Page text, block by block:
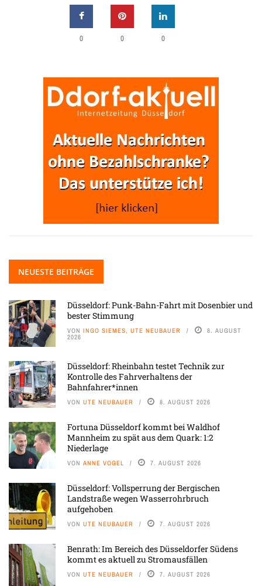
0 0 0
NEUESTE BEITRÄGE
Düsseldorf: Punk-Bahn-Fahrt mit Dosenbier und
bester Stimmung
VON INGO SIEMES, UTE NEUBAUER 8. AUGUST
2026
Düsseldorf: Rheinbahn testet Technik zur
Kontrolle des Fahrverhaltens der
Bahnfahrer*innen
VON UTE NEUBAUER 8. AUGUST 2026
Fortuna Düsseldorf kommt bei Waldhof
Mannheim zu spät aus dem Quark: 1:2
Niederlage
VON ANNE VOGEL 7. AUGUST 2026
Düsseldorf: Vollsperrung der Bergischen
Landstraße wegen Wasserrohrbruch
aufgehoben
VON UTE NEUBAUER 7. AUGUST 2026
Benrath: Im Bereich des Düsseldorfer Südens
kommt es aktuell zu Stromausfällen
VON UTE NEUBAUER 7. AUGUST 2026